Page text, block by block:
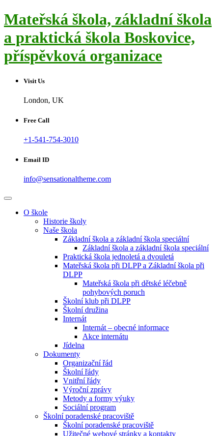
Skip
to
Mateřská škola, základní škola
a praktická škola Boskovice,
příspěvková organizace
Visit Us
London, UK
Free Call
+1-541-754-3010
Email ID
info@sensationaltheme.com
O škole
Historie školy
Naše škola
Základní škola a základní škola speciální
Základní škola a základní škola speciální
Praktická škola jednoletá a dvouletá
Mateřská škola při DLPP a Základní škola při
DLPP
Mateřská škola při dětské léčebně
pohybových poruch
Školní klub při DLPP
Školní družina
Internát
Internát – obecné informace
Akce internátu
Jídelna
Dokumenty
Organizační řád
Školní řády
Vnitřní řády
Výroční zprávy
Metody a formy výuky
Sociální program
Školní poradenské pracoviště
Školní poradenské pracoviště
Užitečné webové stránky a kontakty